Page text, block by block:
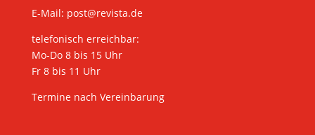
E-Mail: post@revista.de
telefonisch erreichbar:
Mo-Do 8 bis 15 Uhr
Fr 8 bis 11 Uhr
Termine nach Vereinbarung